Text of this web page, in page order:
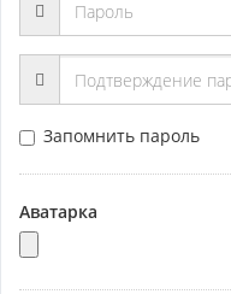
Запомнить пароль
Аватарка